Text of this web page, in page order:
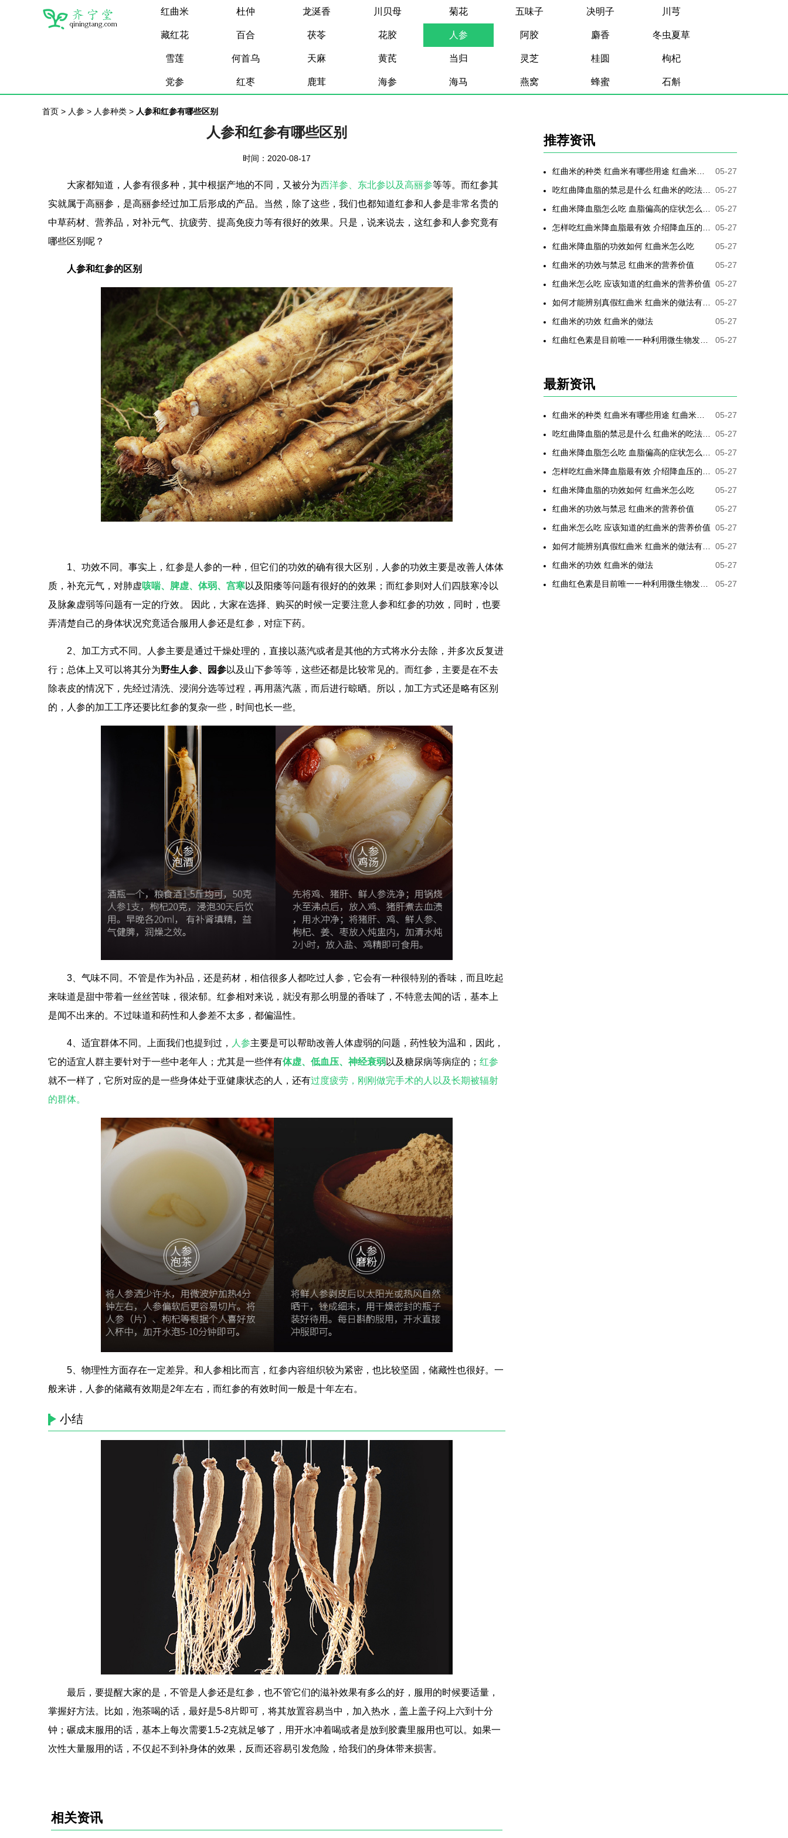
红曲米 杜仲 龙涎香 川贝母 菊花 五味子 决明子 川芎
藏红花 百合 茯苓 花胶 人参 阿胶 麝香 冬虫夏草
雪莲 何首乌 天麻 黄芪 当归 灵芝 桂圆 枸杞
党参 红枣 鹿茸 海参 海马 燕窝 蜂蜜 石斛
首页 > 人参 > 人参种类 > 人参和红参有哪些区别
人参和红参有哪些区别
时间：2020-08-17
大家都知道，人参有很多种，其中根据产地的不同，又被分为西洋参、东北参以及高丽参等等。而红参其
实就属于高丽参，是高丽参经过加工后形成的产品。当然，除了这些，我们也都知道红参和人参是非常名贵的
中草药材、营养品，对补元气、抗疲劳、提高免疫力等有很好的效果。只是，说来说去，这红参和人参究竟有
哪些区别呢？
人参和红参的区别
1、功效不同。事实上，红参是人参的一种，但它们的功效的确有很大区别，人参的功效主要是改善人体体
质，补充元气，对肺虚咳喘、脾虚、体弱、宫寒以及阳痿等问题有很好的的效果；而红参则对人们四肢寒冷以
及脉象虚弱等问题有一定的疗效。 因此，大家在选择、购买的时候一定要注意人参和红参的功效，同时，也要
弄清楚自己的身体状况究竟适合服用人参还是红参，对症下药。
2、加工方式不同。人参主要是通过干燥处理的，直接以蒸汽或者是其他的方式将水分去除，并多次反复进
行；总体上又可以将其分为野生人参、园参以及山下参等等，这些还都是比较常见的。而红参，主要是在不去
除表皮的情况下，先经过清洗、浸润分选等过程，再用蒸汽蒸，而后进行晾晒。所以，加工方式还是略有区别
的，人参的加工工序还要比红参的复杂一些，时间也长一些。
3、气味不同。不管是作为补品，还是药材，相信很多人都吃过人参，它会有一种很特别的香味，而且吃起
来味道是甜中带着一丝丝苦味，很浓郁。红参相对来说，就没有那么明显的香味了，不特意去闻的话，基本上
是闻不出来的。不过味道和药性和人参差不太多，都偏温性。
4、适宜群体不同。上面我们也提到过， 人参主要是可以帮助改善人体虚弱的问题，药性较为温和，因此，
它的适宜人群主要针对于一些中老年人；尤其是一些伴有体虚、低血压、神经衰弱以及糖尿病等病症的； 红参
就不一样了，它所对应的是一些身体处于亚健康状态的人，还有过度疲劳，刚刚做完手术的人以及长期被辐射
的群体。
5、物理性方面存在一定差异。和人参相比而言，红参内容组织较为紧密，也比较坚固，储藏性也很好。一
般来讲，人参的储藏有效期是2年左右，而红参的有效时间一般是十年左右。
小结
最后，要提醒大家的是，不管是人参还是红参，也不管它们的滋补效果有多么的好，服用的时候要适量，
掌握好方法。比如，泡茶喝的话，最好是5-8片即可，将其放置容易当中，加入热水，盖上盖子闷上六到十分
钟；碾成末服用的话，基本上每次需要1.5-2克就足够了，用开水冲着喝或者是放到胶囊里服用也可以。如果一
次性大量服用的话，不仅起不到补身体的效果，反而还容易引发危险，给我们的身体带来损害。
相关资讯
推荐资讯
05-27
05-27
05-27
05-27
红曲米降血脂的功效如何 红曲米怎么吃
05-27
红曲米的功效与禁忌 红曲米的营养价值
05-27
红曲米怎么吃 应该知道的红曲米的营养价值 05-27
05-27
红曲米的功效 红曲米的做法
05-27
05-27
最新资讯
05-27
05-27
05-27
05-27
红曲米降血脂的功效如何 红曲米怎么吃
05-27
红曲米的功效与禁忌 红曲米的营养价值
05-27
红曲米怎么吃 应该知道的红曲米的营养价值 05-27
05-27
红曲米的功效 红曲米的做法
05-27
05-27